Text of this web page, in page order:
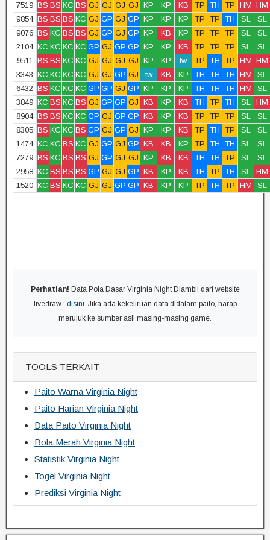
7519 BS BS KC BS GJ GJ GJ GJ KP KP KB TP TH TP HM HM
9854 BS BS BS KC GJ GP GJ GP KP KP KP TP TP TH SL
SL
9076 BS KC BS BS GJ GP GJ GP KP KB KP TP TP TP SL
SL
2104 KC KC KC KC GP GJ GP GP KP KP KB TP TP TP SL
SL
9511 BS BS KC KC GJ GJ GJ GJ KP KP tw TP TH TP HM HM
3343 KC KC KC KC GJ GJ GP GJ tw KB KP TH TH TH HM
SL
6432 BS KC KC KC GP GP GJ GP KP KP KP TH TH TH HM
SL
3849 KC BS KC BS GJ GP GP GJ KB KP KB TH TP TH SL HM
8904 BS BS KC KC GP GJ GP GP KB KP KB TP TP TP SL
SL
8305 BS KC KC BS GP GJ GP GJ KP KP KB TP TH TP SL
SL
1474 KC KC BS KC GJ GP GJ GP KB KB KP TP TH TH SL
SL
7279 BS KC BS BS GJ GP GJ GJ KP KB KB TH TH TP SL
SL
2958 KC BS BS BS GP GJ GJ GP KB KP KB TH TP TH SL HM
1520 KC BS KC KC GJ GJ GP GP KB KP KP TP TH TP HM SL
Perhatian! Data Pola Dasar Virginia Night Diambil dari website
livedraw : disini. Jika ada kekeliruan data didalam paito, harap
merujuk ke sumber asli masing-masing game.
TOOLS TERKAIT
Paito Warna Virginia Night
Paito Harian Virginia Night
Data Paito Virginia Night
Bola Merah Virginia Night
Statistik Virginia Night
Togel Virginia Night
Prediksi Virginia Night